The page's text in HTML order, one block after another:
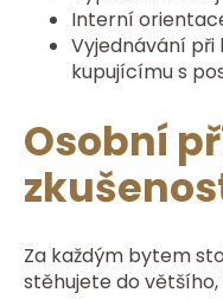
Interní
Vyjednávání při
kupujícímu s
Osobní
Za každým bytem
stěhujete do